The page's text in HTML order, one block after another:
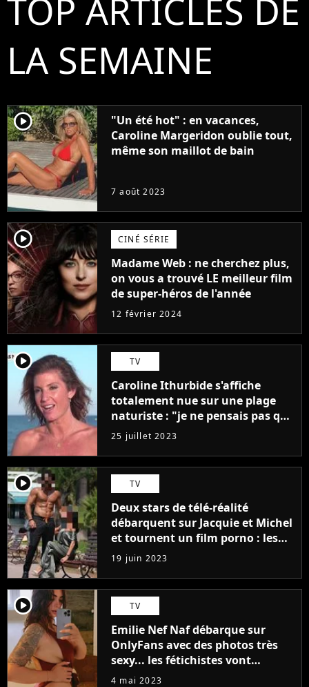
TOP ARTICLES DE
LA SEMAINE
player2
"Un été hot" : en vacances,
Caroline Margeridon oublie tout,
même son maillot de bain
7 août 2023
player2 CINÉ SÉRIE
Madame Web : ne cherchez plus,
on vous a trouvé LE meilleur film
de super-héros de l'année
12 février 2024
player2 TV
Caroline Ithurbide s'affiche
totalement nue sur une plage
naturiste : "je ne pensais pas que
j'arriverais à le faire..."
25 juillet 2023
player2 TV
Deux stars de télé-réalité
débarquent sur Jacquie et Michel
et tournent un film porno : les
premières images du tournage
(exclu)
19 juin 2023
player2 TV
Emilie Nef Naf débarque sur
OnlyFans avec des photos très
sexy... les fétichistes vont
prendre leur pied !
4 mai 2023